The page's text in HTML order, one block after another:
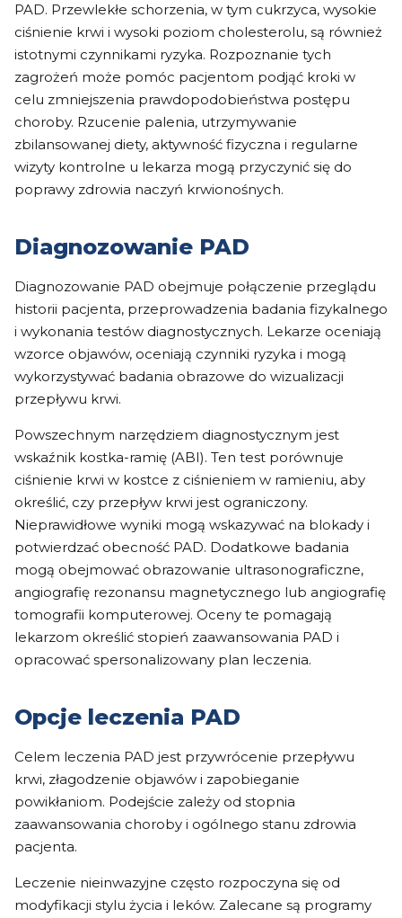
PAD. Przewlekłe schorzenia, w tym cukrzyca, wysokie
ciśnienie krwi i wysoki poziom cholesterolu, są również
istotnymi czynnikami ryzyka. Rozpoznanie tych
zagrożeń może pomóc pacjentom podjąć kroki w
celu zmniejszenia prawdopodobieństwa postępu
choroby. Rzucenie palenia, utrzymywanie
zbilansowanej diety, aktywność fizyczna i regularne
wizyty kontrolne u lekarza mogą przyczynić się do
poprawy zdrowia naczyń krwionośnych.
Diagnozowanie PAD
Diagnozowanie PAD obejmuje połączenie przeglądu
historii pacjenta, przeprowadzenia badania fizykalnego
i wykonania testów diagnostycznych. Lekarze oceniają
wzorce objawów, oceniają czynniki ryzyka i mogą
wykorzystywać badania obrazowe do wizualizacji
przepływu krwi.
Powszechnym narzędziem diagnostycznym jest
wskaźnik kostka-ramię (ABI). Ten test porównuje
ciśnienie krwi w kostce z ciśnieniem w ramieniu, aby
określić, czy przepływ krwi jest ograniczony.
Nieprawidłowe wyniki mogą wskazywać na blokady i
potwierdzać obecność PAD. Dodatkowe badania
mogą obejmować obrazowanie ultrasonograficzne,
angiografię rezonansu magnetycznego lub angiografię
tomografii komputerowej. Oceny te pomagają
lekarzom określić stopień zaawansowania PAD i
opracować spersonalizowany plan leczenia.
Opcje leczenia PAD
Celem leczenia PAD jest przywrócenie przepływu
krwi, złagodzenie objawów i zapobieganie
powikłaniom. Podejście zależy od stopnia
zaawansowania choroby i ogólnego stanu zdrowia
pacjenta.
Leczenie nieinwazyjne często rozpoczyna się od
modyfikacji stylu życia i leków. Zalecane są programy